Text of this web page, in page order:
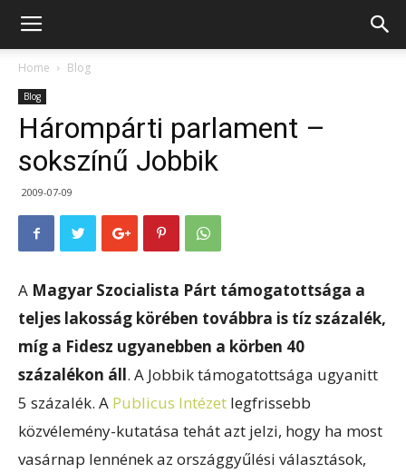
Home Blog
Blog
Hárompárti parlament –
sokszínű Jobbik
2009-07-09
A Magyar Szocialista Párt támogatottsága a
teljes lakosság körében továbbra is tíz százalék,
míg a Fidesz ugyanebben a körben 40
százalékon áll. A Jobbik támogatottsága ugyanitt
5 százalék. A Publicus Intézet legfrissebb
közvélemény-kutatása tehát azt jelzi, hogy ha most
vasárnap lennének az országgyűlési választások,